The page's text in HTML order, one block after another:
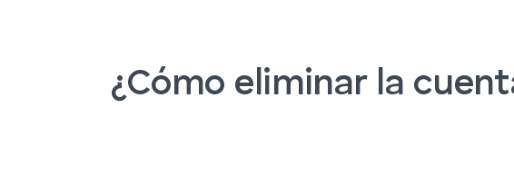
¿Cómo eliminar la